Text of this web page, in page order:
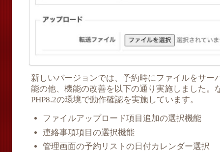
新しいバージョンでは、予約時にファイルをサー
能の他、機能の改善を以下の通り実施しました。
PHP8.2の環境で動作確認を実施しています。
ファイルアップロード項目追加の選択機能
連絡事項項目の選択機能
管理画面の予約リストの日付カレンダー選択